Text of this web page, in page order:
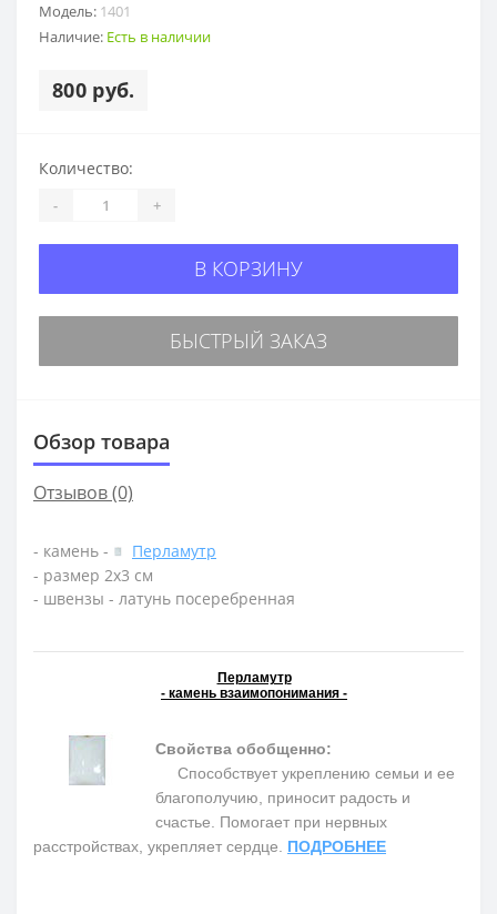
Модель: 1401
Наличие: Есть в наличии
800 руб.
Количество:
- +
В КОРЗИНУ
БЫСТРЫЙ ЗАКАЗ
Обзор товара
Отзывов (0)
- камень -
Перламутр
- размер 2х3 см
- швензы - латунь посеребренная
Перламутр
- камень взаимопонимания -
Свойства обобщенно:
Способствует укреплению семьи и ее
благополучию, приносит радость и
счастье. Помогает при нервных
расстройствах, укрепляет сердце. ПОДРОБНЕЕ